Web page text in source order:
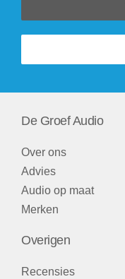
De Groef Audio
Over ons
Advies
Audio op maat
Merken
Overigen
Recensies